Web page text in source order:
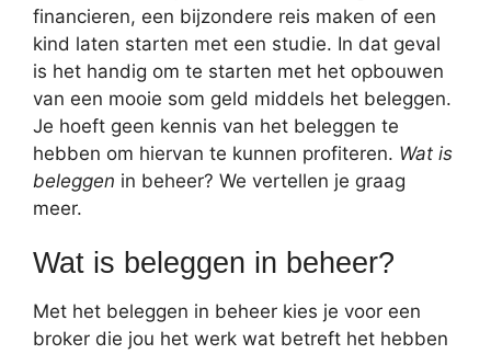
financieren, een bijzondere reis maken of een
kind laten starten met een studie. In dat geval
is het handig om te starten met het opbouwen
van een mooie som geld middels het beleggen.
Je hoeft geen kennis van het beleggen te
hebben om hiervan te kunnen profiteren. Wat is
beleggen in beheer? We vertellen je graag
meer.
Wat is beleggen in beheer?
Met het beleggen in beheer kies je voor een
broker die jou het werk wat betreft het hebben